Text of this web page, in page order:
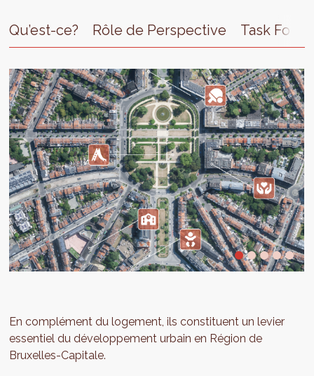
Qu’est-ce? Rôle de Perspective Task
En complément du logement, ils constituent un levier
essentiel du développement urbain en Région de
Bruxelles-Capitale.